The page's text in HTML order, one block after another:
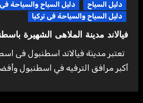
دليل السياح
دليل السياح والسياحة
دليل السياح والسياحة فى تركيا
فيالاند مدينة الملاهى الشهيرة
تعتبر مدينة فيالاند اسطنبول فى اسطنبول واحدة من
أكبر مرافق الترفيه في اسطنبول